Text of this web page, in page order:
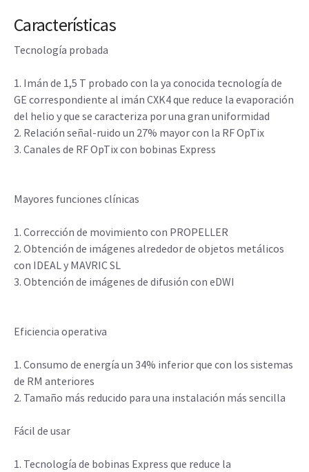
Características
Tecnología probada
1. Imán de 1,5 T probado con la ya conocida tecnología de
GE correspondiente al imán CXK4 que reduce la evaporación
del helio y que se caracteriza por una gran uniformidad
2. Relación señal-ruido un 27% mayor con la RF OpTix
3. Canales de RF OpTix con bobinas Express
Mayores funciones clínicas
1. Corrección de movimiento con PROPELLER
2. Obtención de imágenes alrededor de objetos metálicos
con IDEAL y MAVRIC SL
3. Obtención de imágenes de difusión con eDWI
Eficiencia operativa
1. Consumo de energía un 34% inferior que con los sistemas
de RM anteriores
2. Tamaño más reducido para una instalación más sencilla
Fácil de usar
1. Tecnología de bobinas Express que reduce la